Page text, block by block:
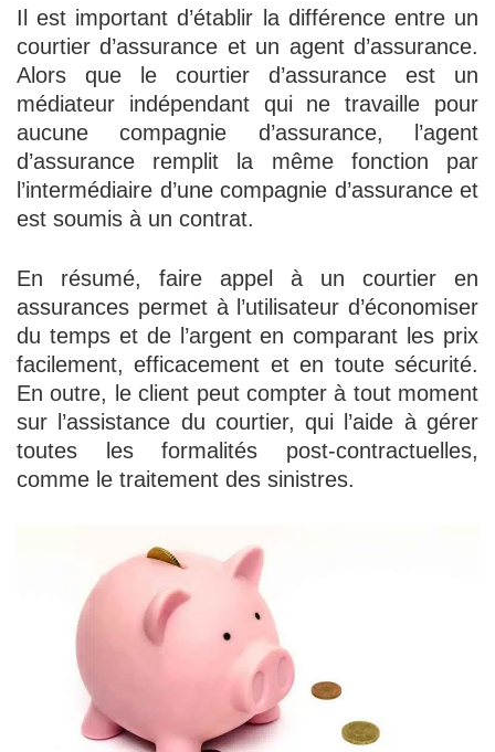
Il est important d’établir la différence entre un
courtier d’assurance et un agent d’assurance.
Alors que le courtier d’assurance est un
médiateur indépendant qui ne travaille pour
aucune compagnie d’assurance, l’agent
d’assurance remplit la même fonction par
l’intermédiaire d’une compagnie d’assurance et
est soumis à un contrat.
En résumé, faire appel à un courtier en
assurances permet à l’utilisateur d’économiser
du temps et de l’argent en comparant les prix
facilement, efficacement et en toute sécurité.
En outre, le client peut compter à tout moment
sur l’assistance du courtier, qui l’aide à gérer
toutes les formalités post-contractuelles,
comme le traitement des sinistres.